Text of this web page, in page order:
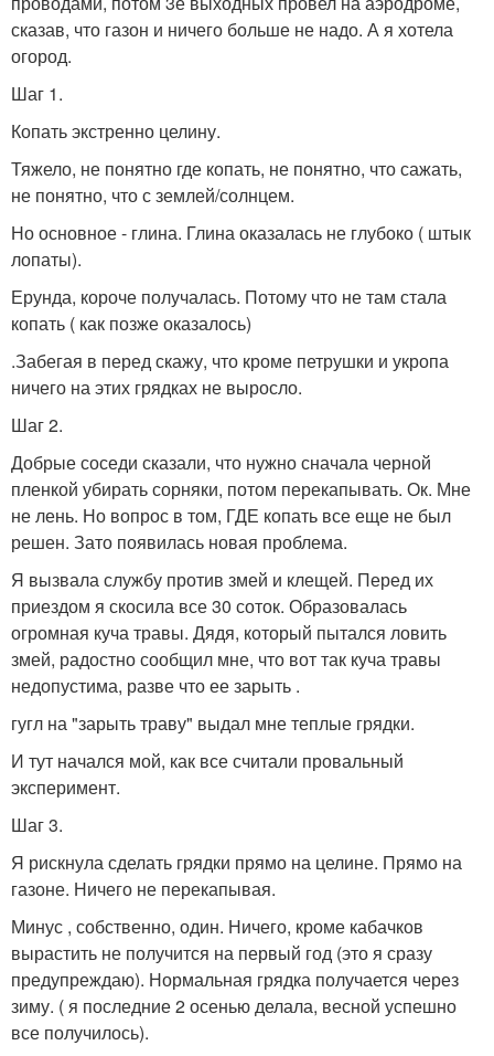
сказав, что газон и ничего больше не надо. А я хотела
огород.
Шаг 1.
Копать экстренно целину.
Тяжело, не понятно где копать, не понятно, что сажать,
не понятно, что с землей/солнцем.
Но основное - глина. Глина оказалась не глубоко ( штык
лопаты).
Ерунда, короче получалась. Потому что не там стала
копать ( как позже оказалось)
.Забегая в перед скажу, что кроме петрушки и укропа
ничего на этих грядках не выросло.
Шаг 2.
Добрые соседи сказали, что нужно сначала черной
пленкой убирать сорняки, потом перекапывать. Ок. Мне
не лень. Но вопрос в том, ГДЕ копать все еще не был
решен. Зато появилась новая проблема.
Я вызвала службу против змей и клещей. Перед их
приездом я скосила все 30 соток. Образовалась
огромная куча травы. Дядя, который пытался ловить
змей, радостно сообщил мне, что вот так куча травы
недопустима, разве что ее зарыть .
гугл на "зарыть траву" выдал мне теплые грядки.
И тут начался мой, как все считали провальный
эксперимент.
Шаг 3.
Я рискнула сделать грядки прямо на целине. Прямо на
газоне. Ничего не перекапывая.
Минус , собственно, один. Ничего, кроме кабачков
вырастить не получится на первый год (это я сразу
предупреждаю). Нормальная грядка получается через
зиму. ( я последние 2 осенью делала, весной успешно
все получилось).